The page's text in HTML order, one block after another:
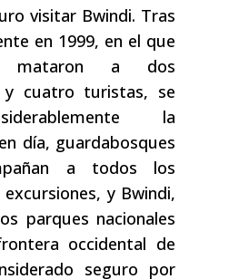
visitar Bwindi. Tras
en 1999, en el que
mataron a dos
y cuatro turistas, se
la
día, guardabosques
a todos los
y Bwindi,
parques nacionales
occidental de
seguro por